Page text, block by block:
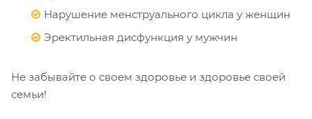
Нарушение менструального цикла у женщин
Эректильная дисфункция у мужчин
Не забывайте о своем здоровье и здоровье своей
семьи!